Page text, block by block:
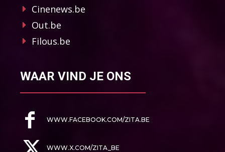
Cinenews.be
Out.be
Filous.be
WAAR VIND JE ONS
WWW.FACEBOOK.COM/ZITA.BE
WWW.X.COM/ZITA_BE